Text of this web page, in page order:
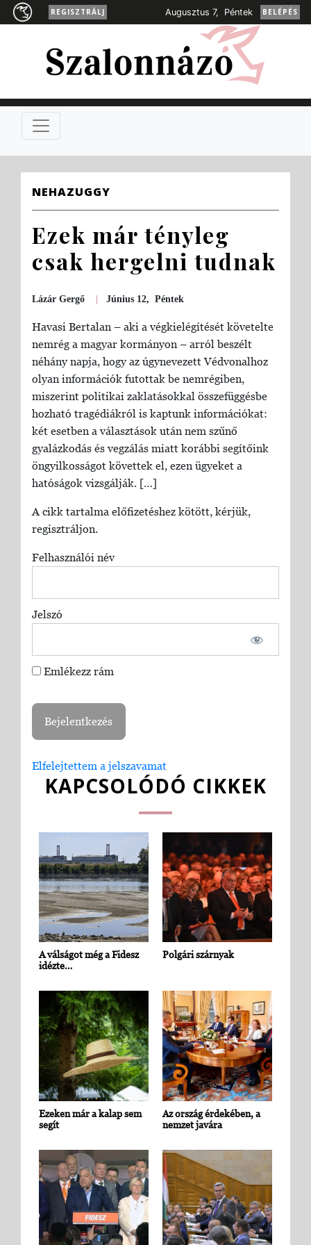
REGISZTRÁLJ Augusztus 7, Péntek BELÉPÉS
NEHAZUGGY
Ezek már tényleg
csak hergelni tudnak
Lázár Gergő Június 12, Péntek
Havasi Bertalan – aki a végkielégítését követelte
nemrég a magyar kormányon – arról beszélt
néhány napja, hogy az úgynevezett Védvonalhoz
olyan információk futottak be nemrégiben,
miszerint politikai zaklatásokkal összefüggésbe
hozható tragédiákról is kaptunk információkat:
két esetben a választások után nem szűnő
gyalázkodás és vegzálás miatt korábbi segítőink
öngyilkosságot követtek el, ezen ügyeket a
hatóságok vizsgálják. […]
A cikk tartalma előfizetéshez kötött, kérjük,
regisztráljon.
Felhasználói név
Jelszó
Emlékezz rám
Elfelejtettem a jelszavamat
KAPCSOLÓDÓ CIKKEK
A válságot még a Fidesz
idézte…
Polgári szárnyak
Ezeken már a kalap sem
segít
Az ország érdekében, a
nemzet javára